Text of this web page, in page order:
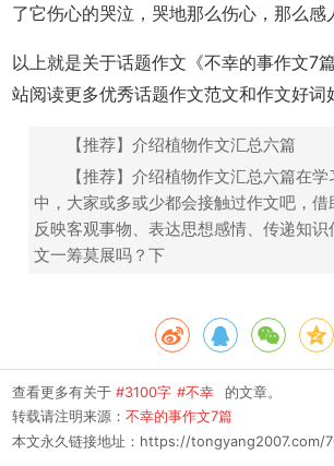
了它伤心的哭泣，哭地那么伤心，那么感
以上就是关于话题作文《不幸的事作文7
站阅读更多优秀话题作文范文和作文好词
【推荐】介绍植物作文汇总六篇
【推荐】介绍植物作文汇总六篇在
中，大家或多或少都会接触过作文吧，借
反映客观事物、表达思想感情、传递知
文一筹莫展吗？下
查看更多有关于 #3100字 #不幸
的文章。
转载请注明来源： 不幸的事作文7篇
本文永久链接地址： https://tongyang2007.com/